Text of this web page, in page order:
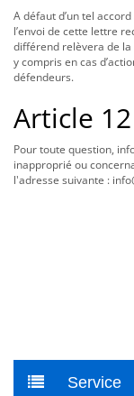
A défaut d’un tel
l’envoi de cette lettre
différend relèvera de la
y compris en cas
défendeurs.
Article
Pour toute question,
inapproprié ou
l'adresse suivante :
Service